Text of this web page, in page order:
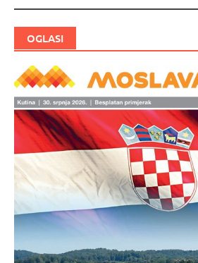
OGLASI